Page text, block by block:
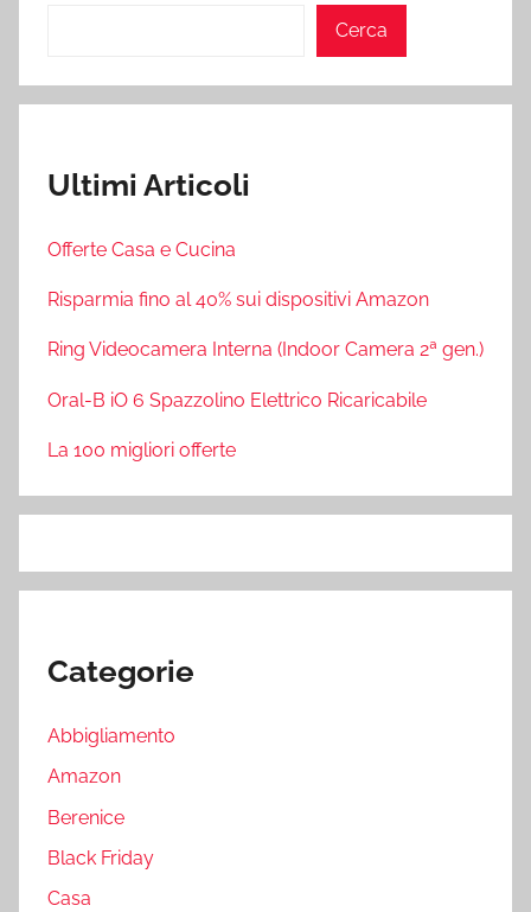
Cerca
Ultimi Articoli
Offerte Casa e Cucina
Risparmia fino al 40% sui dispositivi Amazon
Ring Videocamera Interna (Indoor Camera 2ª gen.)
Oral-B iO 6 Spazzolino Elettrico Ricaricabile
La 100 migliori offerte
Categorie
Abbigliamento
Amazon
Berenice
Black Friday
Casa